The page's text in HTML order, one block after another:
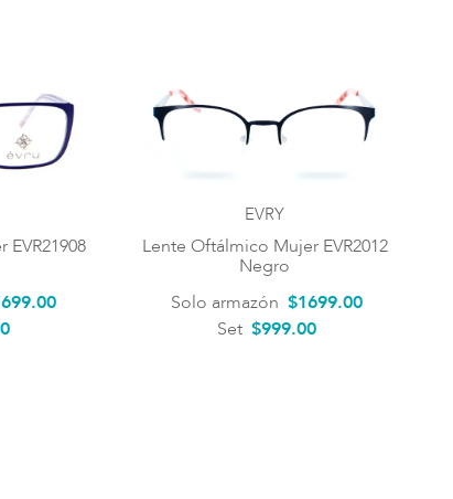
.00
EVRY
Lente Oftálmico Mujer EVR2012
Negro
Solo armazón $1699.00
Set $999.00